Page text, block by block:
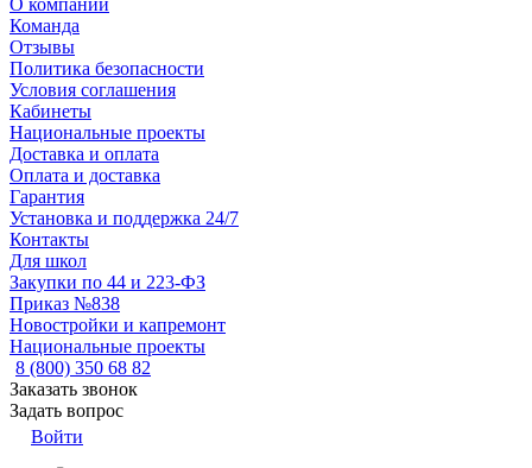
О компании
Команда
Отзывы
Политика безопасности
Условия соглашения
Кабинеты
Национальные проекты
Доставка и оплата
Оплата и доставка
Гарантия
Установка и поддержка 24/7
Контакты
Для школ
Закупки по 44 и 223-ФЗ
Приказ №838
Новостройки и капремонт
Национальные проекты
8 (800) 350 68 82
Заказать звонок
Задать вопрос
Войти